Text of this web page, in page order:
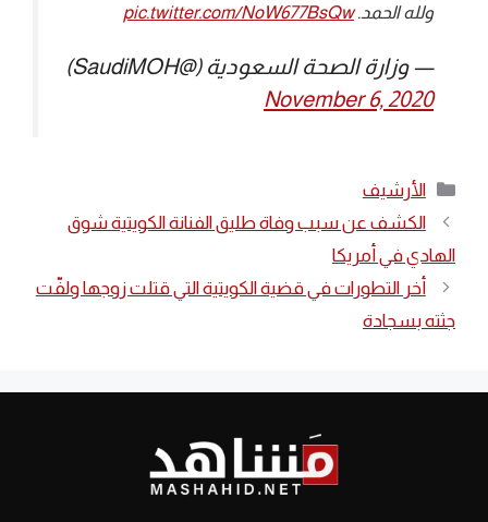
ولله الحمد.pic.twitter.com/NoW677BsQw
— وزارة الصحة السعودية (@SaudiMOH)
November 6, 2020
التصنيفات
الأرشيف
الكشف عن سبب وفاة طليق الفنانة الكويتية شوق
الهادي في أمريكا
أخر التطورات في قضية الكويتية التي قتلت زوجها ولفّت
جثته بسجادة